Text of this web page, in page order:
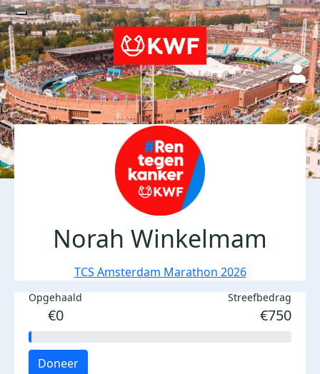
Norah Winkelmam
TCS Amsterdam Marathon 2026
Opgehaald
€0
Streefbedrag
€750
Doneer